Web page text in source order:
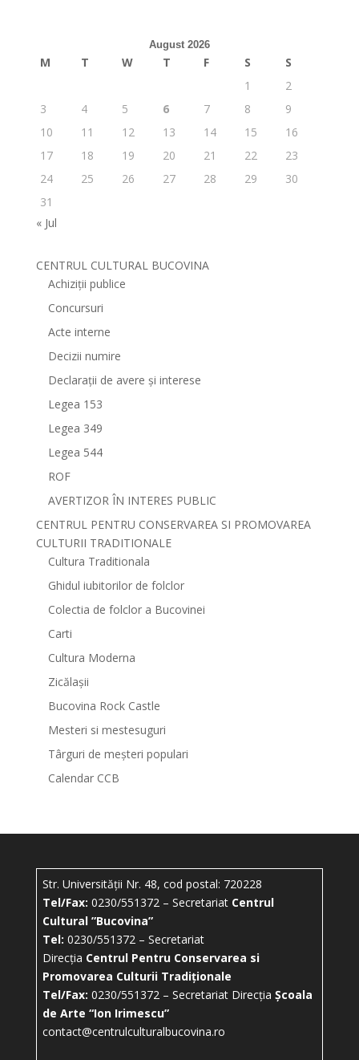
August 2026
M T W T F S
S
1
2
3
4 5 6 7 8
9
10
11 12 13 14 15
16
17
18 19 20 21 22
23
24
25 26 27 28 29
30
31
« Jul
CENTRUL CULTURAL BUCOVINA
Achiziții publice
Concursuri
Acte interne
Decizii numire
Declarații de avere și interese
Legea 153
Legea 349
Legea 544
ROF
AVERTIZOR ÎN INTERES PUBLIC
CENTRUL PENTRU CONSERVAREA SI PROMOVAREA
CULTURII TRADITIONALE
Cultura Traditionala
Ghidul iubitorilor de folclor
Colectia de folclor a Bucovinei
Carti
Cultura Moderna
Zicălașii
Bucovina Rock Castle
Mesteri si mestesuguri
Târguri de meșteri populari
Calendar CCB
Str. Universității Nr. 48, cod postal: 720228
Tel/Fax: 0230/551372 – Secretariat Centrul
Cultural ”Bucovina”
Tel: 0230/551372 – Secretariat
Direcția Centrul Pentru Conservarea si
Promovarea Culturii Tradiționale
Tel/Fax: 0230/551372 – Secretariat Direcția Școala
de Arte “Ion Irimescu”
contact@centrulculturalbucovina.ro